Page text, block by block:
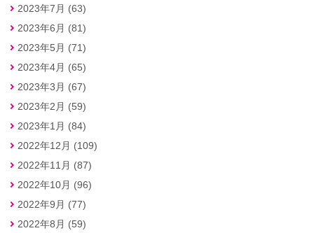
2023年7月 (63)
2023年6月 (81)
2023年5月 (71)
2023年4月 (65)
2023年3月 (67)
2023年2月 (59)
2023年1月 (84)
2022年12月 (109)
2022年11月 (87)
2022年10月 (96)
2022年9月 (77)
2022年8月 (59)